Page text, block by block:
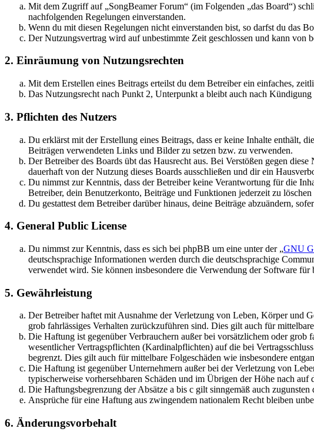
Mit dem Zugriff auf „SongBeamer Forum“ (im Folgenden „das Board“)
nachfolgenden Regelungen einverstanden.
Wenn du mit diesen Regelungen nicht einverstanden bist, so darfst du das
Der Nutzungsvertrag wird auf unbestimmte Zeit geschlossen und kann von
2. Einräumung von Nutzungsrechten
Mit dem Erstellen eines Beitrags erteilst du dem Betreiber ein einfaches,
Das Nutzungsrecht nach Punkt 2, Unterpunkt a bleibt auch nach Kündigung
3. Pflichten des Nutzers
Du erklärst mit der Erstellung eines Beitrags, dass er keine Inhalte enthält,
Beiträgen verwendeten Links und Bilder zu setzen bzw. zu verwenden.
Der Betreiber des Boards übt das Hausrecht aus. Bei Verstößen gegen
dauerhaft von der Nutzung dieses Boards ausschließen und dir ein
Du nimmst zur Kenntnis, dass der Betreiber keine Verantwortung für die
Betreiber, dein Benutzerkonto, Beiträge und Funktionen jederzeit zu löschen
Du gestattest dem Betreiber darüber hinaus, deine Beiträge abzuändern,
4. General Public License
Du nimmst zur Kenntnis, dass es sich bei phpBB um eine unter der „GNU
deutschsprachige Informationen werden durch die deutschsprachige
verwendet wird. Sie können insbesondere die Verwendung der Software
5. Gewährleistung
Der Betreiber haftet mit Ausnahme der Verletzung von Leben, Körper und
grob fahrlässiges Verhalten zurückzuführen sind. Dies gilt auch für
Die Haftung ist gegenüber Verbrauchern außer bei vorsätzlichem oder
wesentlicher Vertragspflichten (Kardinalpflichten) auf die bei
begrenzt. Dies gilt auch für mittelbare Folgeschäden wie insbesondere
Die Haftung ist gegenüber Unternehmern außer bei der Verletzung von
typischerweise vorhersehbaren Schäden und im Übrigen der Höhe nach
Die Haftungsbegrenzung der Absätze a bis c gilt sinngemäß auch
Ansprüche für eine Haftung aus zwingendem nationalem Recht bleiben
6. Änderungsvorbehalt